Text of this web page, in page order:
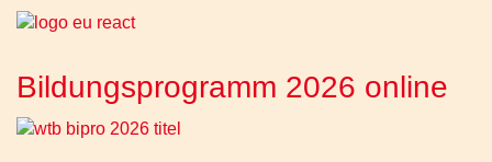
Bildungsprogramm 2026 online